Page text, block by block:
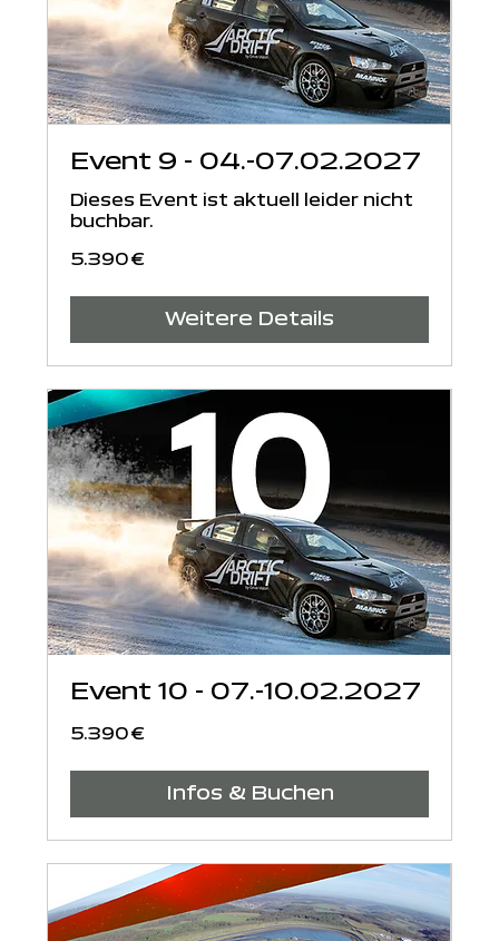
Event 9 - 04.-07.02.2027
Dieses Event ist aktuell leider nicht
buchbar.
5.390
Euro
5.390 €
Weitere Details
Event 10 - 07.-10.02.2027
5.390
Euro
5.390 €
Infos & Buchen